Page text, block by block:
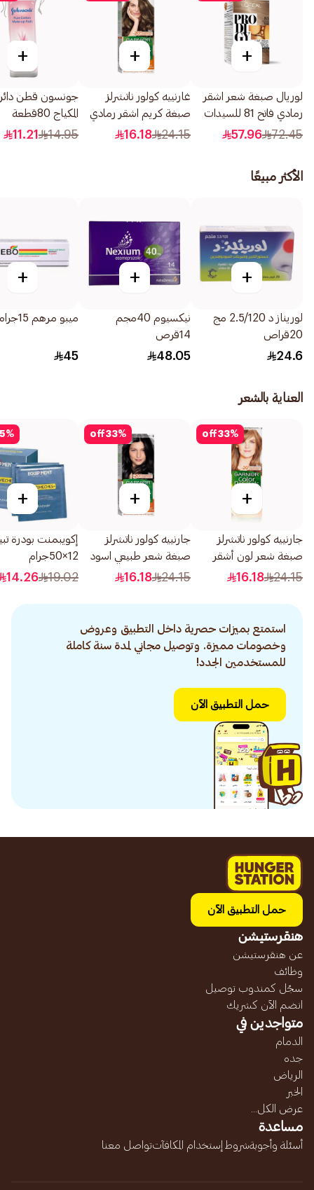
+
لوريال صبغة شعر اشقر
رمادي فاتح 81 للسيدات
1قطعة
72.45
57.96
+
غارنييه كولور ناتشرلز
صبغة كريم اشقر رمادي
غامق 6.1 1 قطعة
24.15
16.18
+
جونسون قطن
المكياج 80قطعة
14.95
11.21
الأكثر مبيعًا
+
لوريناز د 2.5/120 مج
20قراص
24.6
+
نيكسيوم 40مجم
14قرص
48.05
+
ميبو مرهم 15جرام
45
العناية بالشعر
33%
off
+
جارنييه كولور ناتشرلز
صبغة شعر لون أشقر
رمادي رقم 7.1 1قطعة
24.15
16.18
33%
off
+
جارنييه كولور ناتشرلز
صبغة شعر طبيعي اسود
رقم 0.1 1قطعة
24.15
16.18
%
+
إكويبمنت بودرة
12×50جرام
19.02
14.26
استمتع بميزات حصرية داخل التطبيق وعروض
وخصومات مميزة. وتوصيل مجاني لمدة سنة كاملة
للمستخدمين الجدد!
حمل التطبيق الآن
حمل التطبيق الآن
هنقرستيشن
عن هنقرستيشن
وظائف
سجّل كمندوب توصيل
انضم الآن كشريك
متواجدين في
الدمام
جده
الرياض
الخبر
عرض الكل...
مساعدة
أسئلة وأجوبةشروط إستخدام المكافآتتواصل معنا